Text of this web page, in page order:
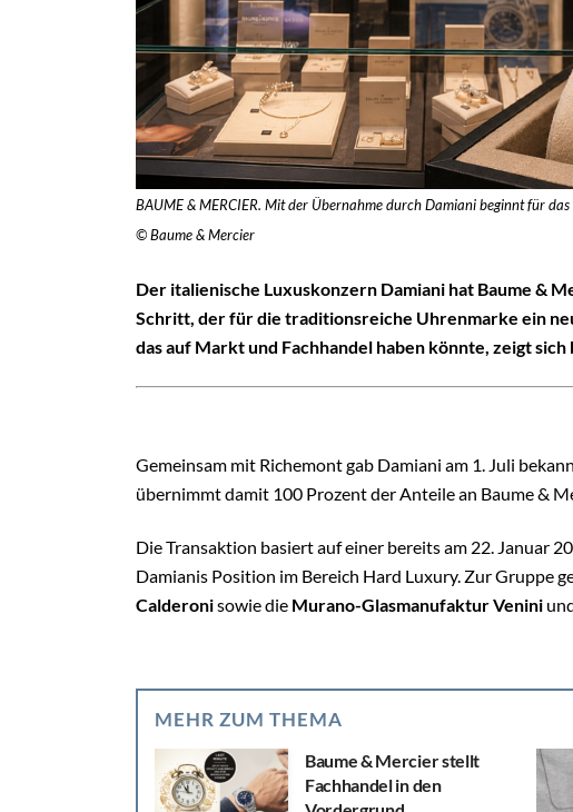
BAUME & MERCIER. Mit der Übernahme durch Damiani beginnt für
© Baume & Mercier
Der italienische Luxuskonzern Damiani hat Baume &
Schritt, der für die traditionsreiche Uhrenmarke ein
das auf Markt und Fachhandel haben könnte, zeigt
Jetzt kostenlos registrieren und
Als Brancheninsider
Registrieren Sie sich jetzt kostenlos, um alle Inhalte,